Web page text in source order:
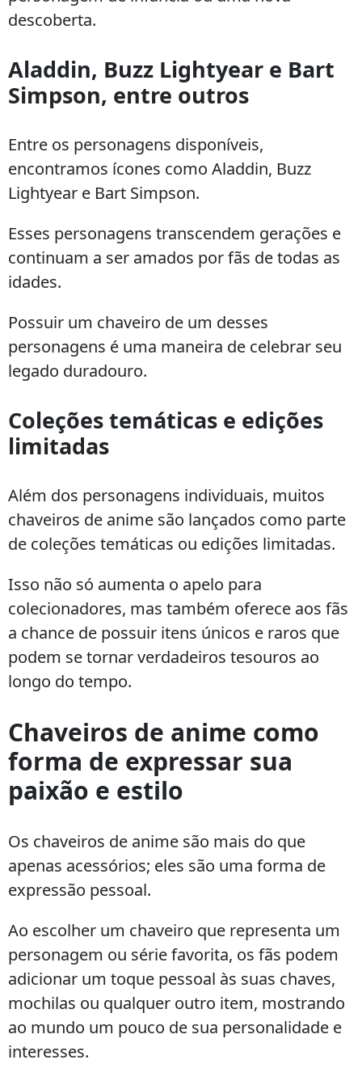
descoberta.
Aladdin, Buzz Lightyear e Bart
Simpson, entre outros
Entre os personagens disponíveis,
encontramos ícones como Aladdin, Buzz
Lightyear e Bart Simpson.
Esses personagens transcendem gerações e
continuam a ser amados por fãs de todas as
idades.
Possuir um chaveiro de um desses
personagens é uma maneira de celebrar seu
legado duradouro.
Coleções temáticas e edições
limitadas
Além dos personagens individuais, muitos
chaveiros de anime são lançados como parte
de coleções temáticas ou edições limitadas.
Isso não só aumenta o apelo para
colecionadores, mas também oferece aos fãs
a chance de possuir itens únicos e raros que
podem se tornar verdadeiros tesouros ao
longo do tempo.
Chaveiros de anime como
forma de expressar sua
paixão e estilo
Os chaveiros de anime são mais do que
apenas acessórios; eles são uma forma de
expressão pessoal.
Ao escolher um chaveiro que representa um
personagem ou série favorita, os fãs podem
adicionar um toque pessoal às suas chaves,
mochilas ou qualquer outro item, mostrando
ao mundo um pouco de sua personalidade e
interesses.